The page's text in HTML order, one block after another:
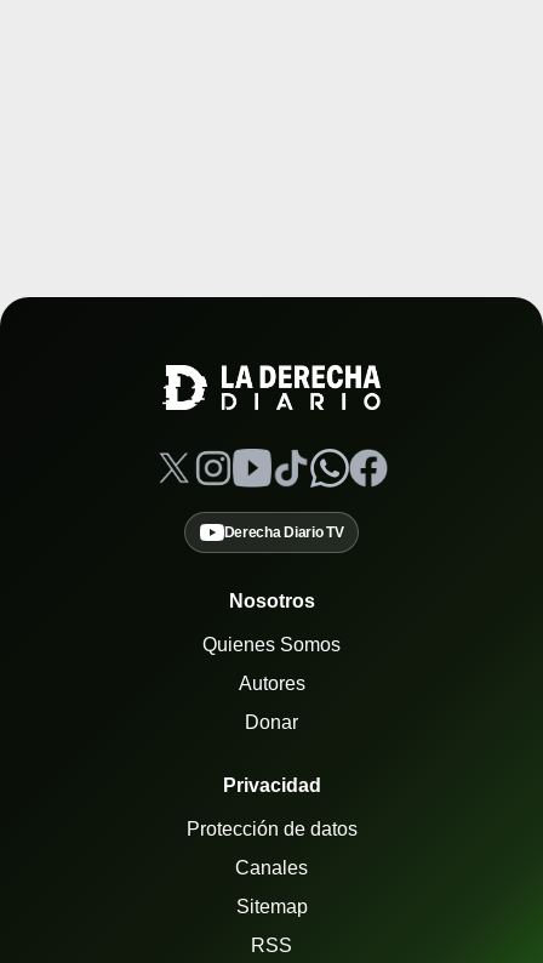
Derecha Diario TV
Nosotros
Quienes Somos
Autores
Donar
Privacidad
Protección de datos
Canales
Sitemap
RSS